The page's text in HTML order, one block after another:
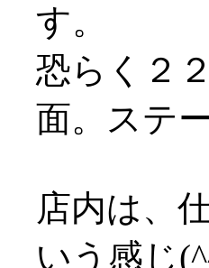
す。
恐らく２
面。ステ
店内は、
いう感じ